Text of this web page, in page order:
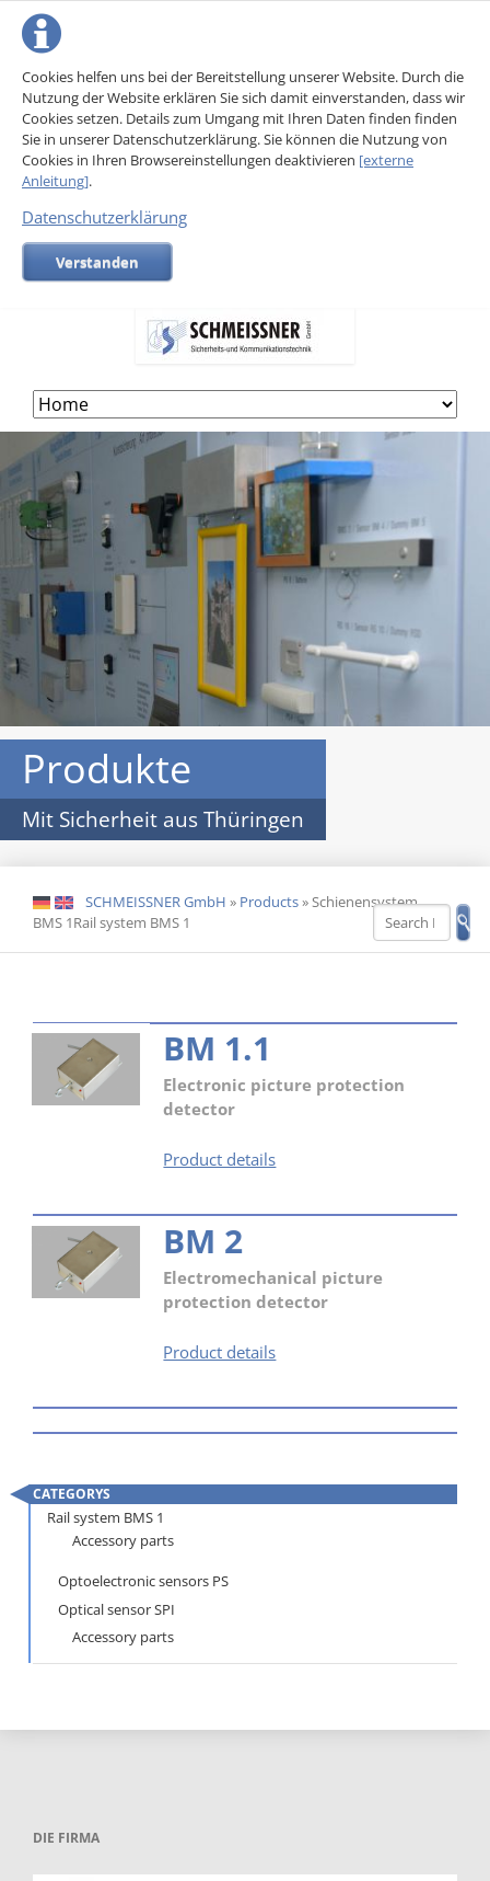
Cookies helfen uns bei der Bereitstellung unserer Website. Durch die
Nutzung der Website erklären Sie sich damit einverstanden, dass wir
Cookies setzen. Details zum Umgang mit Ihren Daten finden finden
Sie in unserer Datenschutzerklärung. Sie können die Nutzung von
Cookies in Ihren Browsereinstellungen deaktivieren [externe
Anleitung].
Datenschutzerklärung
Verstanden
navigation
Produkte
Mit Sicherheit aus Thüringen
DE EN SCHMEISSNER GmbH » Products»Schienensystem
BMS 1Rail system BMS 1
BM 1.1
Electronic picture protection
detector
Product detailsBM
BM 2
Electromechanical picture
protection detector
Product detailsBM
CATEGORYS
Skip
navigation
Rail system BMS 1
Accessory parts
Optoelectronic sensors PS
Optical sensor SPI
Accessory parts
DIE FIRMA